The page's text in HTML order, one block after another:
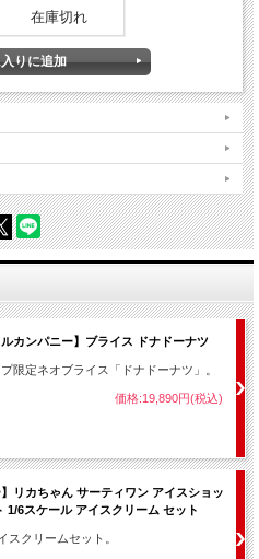
在庫切れ
ルカンパニー】ブライス ドナドーナツ
限定ネオブライス「ドナドーナツ」。
価格:19,890円(税込)
】リカちゃん サーティワン アイスショッ
1/6スケール アイスクリーム セット
スクリームセット。